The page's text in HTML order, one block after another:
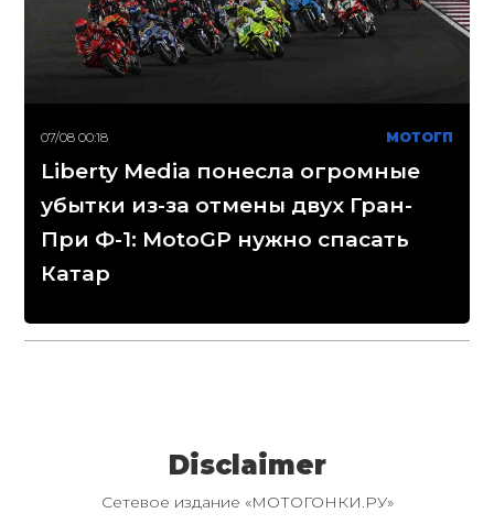
07/08 00:18 МОТОГП
Liberty Media понесла огромные
убытки из-за отмены двух Гран-
При Ф-1: MotoGP нужно спасать
Катар
Disclaimer
Сетевое издание «МОТОГОНКИ.РУ»